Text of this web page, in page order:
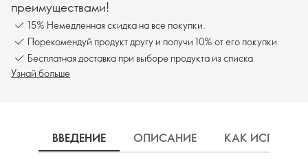
преимуществами!
15% Немедленная скидка на все покупки.
Порекомендуй продукт другу и получи 10% от его покупки.
Бесплатная доставка при выборе продукта из списка
Узнай больше
ВВЕДЕНИЕ ОПИСАНИЕ КАК